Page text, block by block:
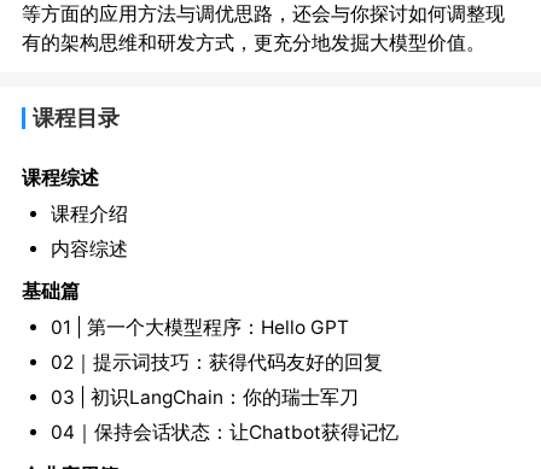
等方面的应用方法与调优思路，还会与你探讨如何调整现
有的架构思维和研发方式，更充分地发掘大模型价值。
课程目录
课程综述
课程介绍
内容综述
基础篇
01 | 第一个大模型程序：Hello GPT
02｜提示词技巧：获得代码友好的回复
03 | 初识LangChain：你的瑞士军刀
04｜保持会话状态：让Chatbot获得记忆